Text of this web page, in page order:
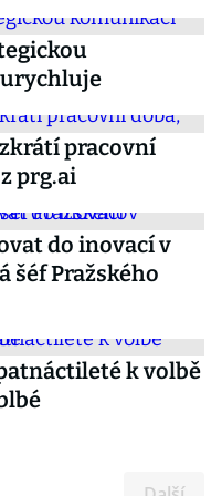
pracovní
prg.ai
do inovací v
šéf Pražského
k volbě